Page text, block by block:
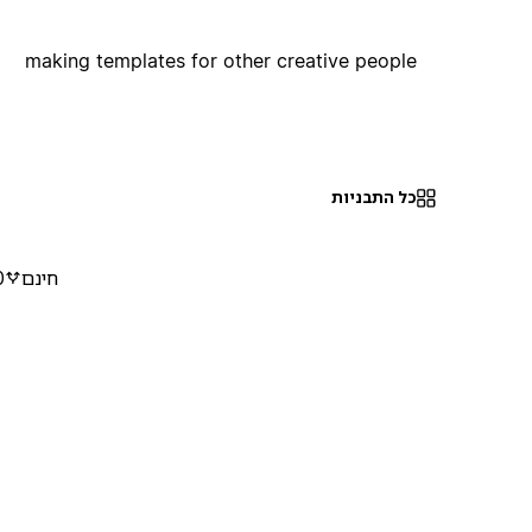
making templates for other creative people
כל התבניות
חינם